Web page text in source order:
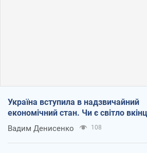
Україна вступила в надзвичайний
економічний стан. Чи є світло
Вадим Денисенко 108